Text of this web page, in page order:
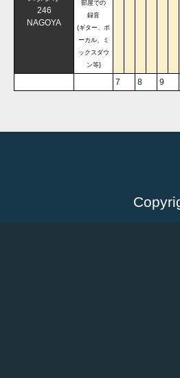
246
NAGOYA
部屋での
録音
(ギター、ボ
ーカル、ミ
ックスダウ
ン等)
7 8 9